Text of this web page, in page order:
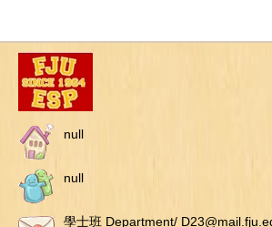
null
null
學士班 Department/